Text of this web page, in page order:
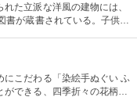
た立派な洋風の建物には、
が蔵書されている。子供だ
こだわる「染絵手ぬぐい ふ
できる、四季折々の花柄や